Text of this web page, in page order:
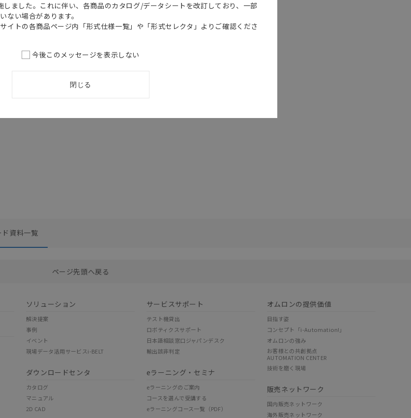
選択したファイルを一括ダウンロード
資料一覧
ページ先頭へ戻る
ソリューション
解決提案
事例
イベント
現場データ活用サービスi-BELT
ダウンロードセンタ
カタログ
マニュアル
2D CAD
サービスサポート
テスト機貸出
ロボティクスサポート
日本語相談窓口ジャパンデスク
輸出該非判定
eラーニング・セミナ
eラーニングのご案内
コースを選んで受講する
eラーニングコース一覧（PDF）
オムロンの提供価値
目指す姿
コンセプト「i-Automation!」
オムロンの強み
お客様との共創拠点
AUTOMATION CENTER
技術を磨く現場
販売ネットワーク
国内販売ネットワーク
海外販売ネットワーク
ました。これに伴い、各商品のカタログ/データシートを改訂しており、一部
ない場合があります。
イトの各商品ページ内「形式仕様一覧」や「形式セレクタ」よりご確認くださ
今後このメッセージを表示しない
閉じる